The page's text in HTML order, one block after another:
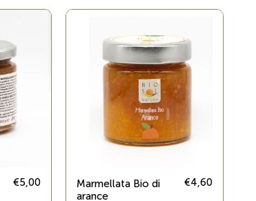
€5,00
Marmellata Bio di
arance
€4,60